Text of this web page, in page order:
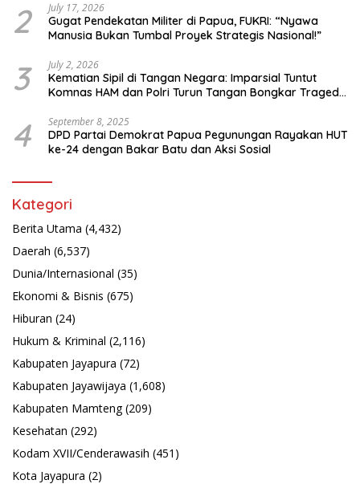
2 July 17, 2026
Gugat Pendekatan Militer di Papua, FUKRI: “Nyawa
Manusia Bukan Tumbal Proyek Strategis Nasional!”
3 July 2, 2026
Kematian Sipil di Tangan Negara: Imparsial Tuntut
Komnas HAM dan Polri Turun Tangan Bongkar Tragedi
4 September 8, 2025
DPD Partai Demokrat Papua Pegunungan Rayakan HUT
ke-24 dengan Bakar Batu dan Aksi Sosial
Kategori
Berita Utama (4,432)
Daerah (6,537)
Dunia/Internasional (35)
Ekonomi & Bisnis (675)
Hiburan (24)
Hukum & Kriminal (2,116)
Kabupaten Jayapura (72)
Kabupaten Jayawijaya (1,608)
Kabupaten Mamteng(209)
Kesehatan (292)
Kodam XVII/Cenderawasih (451)
Kota Jayapura (2)